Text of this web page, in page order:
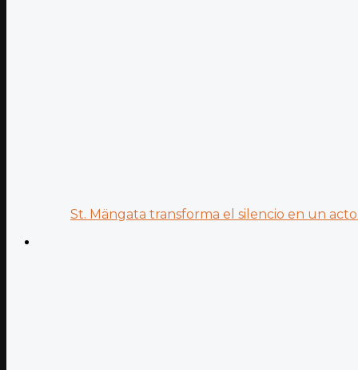
St. Mängata transforma el silencio en un